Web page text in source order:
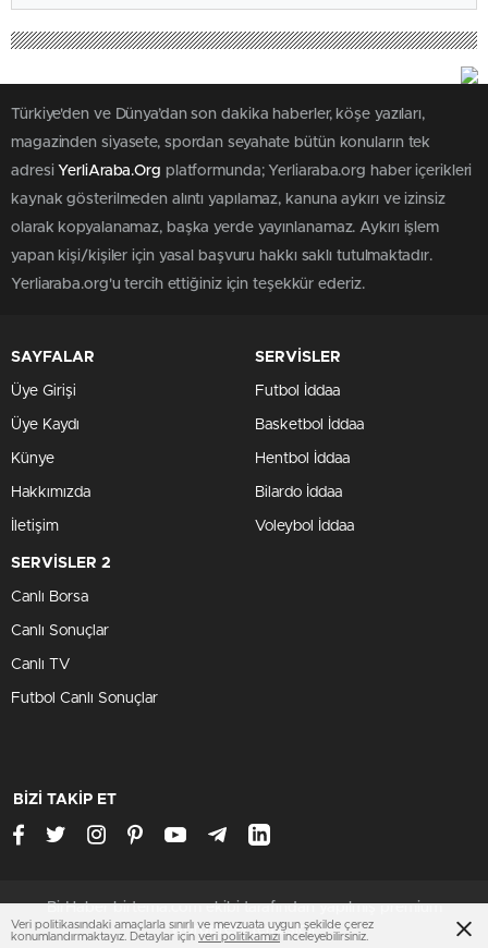
Türkiye'den ve Dünya’dan son dakika haberler, köşe yazıları,
magazinden siyasete, spordan seyahate bütün konuların tek
adresiYerliAraba.Org platformunda; Yerliaraba.org haber içerikleri
kaynak gösterilmeden alıntı yapılamaz, kanuna aykırı ve izinsiz
olarak kopyalanamaz, başka yerde yayınlanamaz. Aykırı işlem
yapan kişi/kişiler için yasal başvuru hakkı saklı tutulmaktadır.
Yerliaraba.org'u tercih ettiğiniz için teşekkür ederiz.
SAYFALAR
Üye Girişi
Üye Kaydı
Künye
Hakkımızda
İletişim
SERVİSLER
Futbol İddaa
Basketbol İddaa
Hentbol İddaa
Bilardo İddaa
Voleybol İddaa
SERVİSLER 2
Canlı Borsa
Canlı Sonuçlar
Canlı TV
Futbol Canlı Sonuçlar
BİZİ TAKİP ET
BirHaber birtema.com ekibi tarafından yapılmış premium
wordpress temasıdır
Veri politikasındaki amaçlarla sınırlı ve mevzuata uygun şekilde çerez
konumlandırmaktayız. Detaylar için veri politikamızı inceleyebilirsiniz.